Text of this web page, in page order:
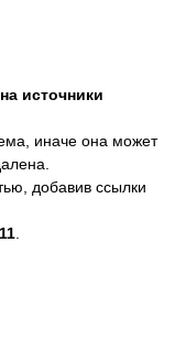
источники
иначе она может
добавив ссылки